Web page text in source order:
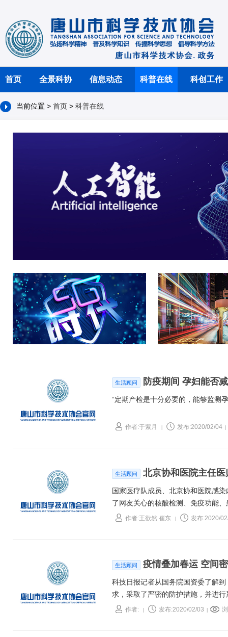
首页 全景科协 信息动态 科普在线 科创工作
当前位置 > 首页 > 科普在线
生活顾问 防疫期间 孕妇能否
“定期产检是十分必要的，能够监测
作者:于紫月 发布:2020/02/04
生活顾问 北京协和医院主任
国家医疗队成员、北京协和医院感
了网友关心的核酸检测、免疫功能
作者:王欲然 崔东 发布:2020/
生活顾问 疫情叠加春运 空间
科技日报记者从国务院国资委了解
求，采取了严密的防护措施，并进
作者: 发布:2020/02/03